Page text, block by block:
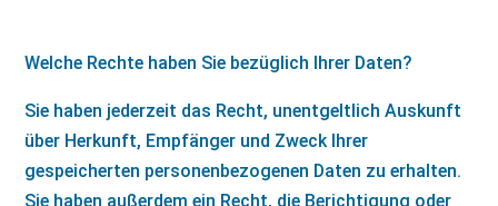
Welche Rechte haben Sie bezüglich Ihrer Daten?
Sie haben jederzeit das Recht, unentgeltlich Auskunft
über Herkunft, Empfänger und Zweck Ihrer
gespeicherten personenbezogenen Daten zu erhalten.
Sie haben außerdem ein Recht, die Berichtigung oder